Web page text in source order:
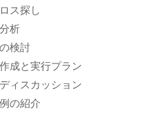
探し
析
検討
と実行プラン
ィスカッション
の紹介